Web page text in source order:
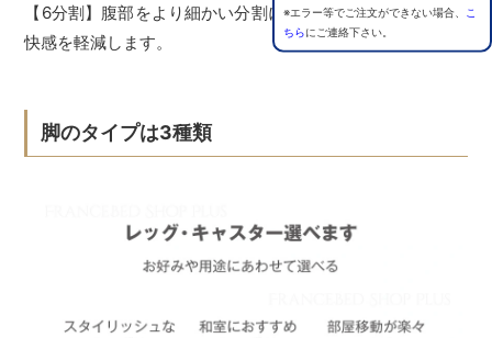
※エラー等でご注文ができない場合、
こ
ちらにご連絡下さい。
【6分割】腹部をより細かい分割にすることで圧迫による不
快感を軽減します。
脚のタイプは3種類